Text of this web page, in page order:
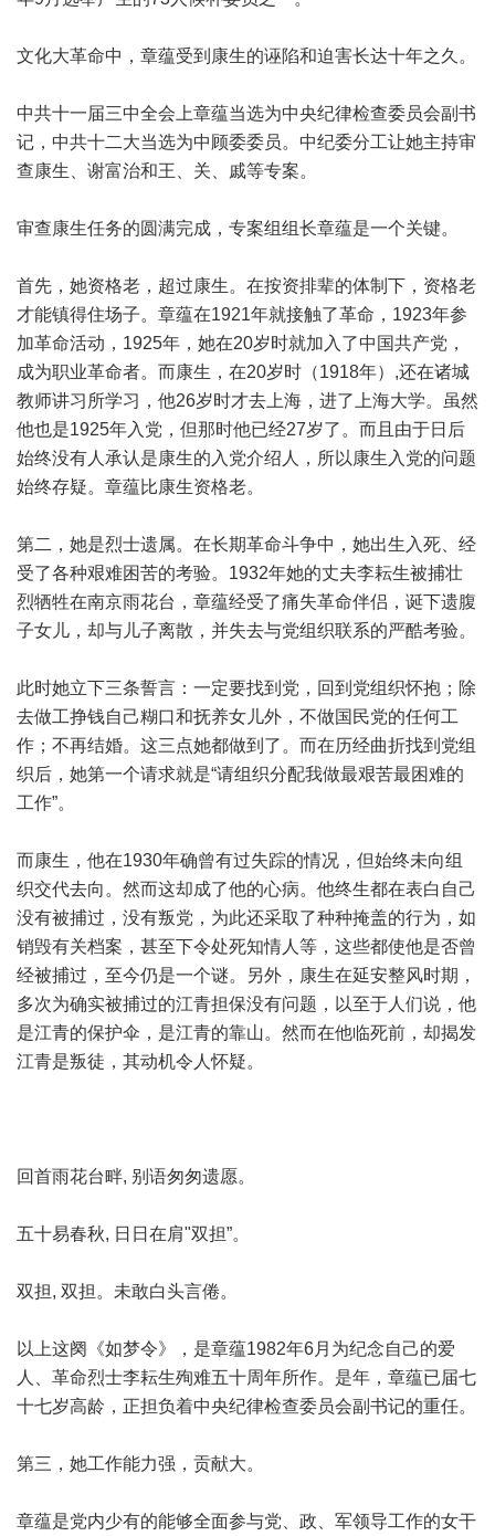
文化大革命中，章蕴受到康生的诬陷和迫害长达十年之久。
中共十一届三中全会上章蕴当选为中央纪律检查委员会副书
记，中共十二大当选为中顾委委员。中纪委分工让她主持审
查康生、谢富治和王、关、戚等专案。
审查康生任务的圆满完成，专案组组长章蕴是一个关键。
首先，她资格老，超过康生。在按资排辈的体制下，资格老
才能镇得住场子。章蕴在1921年就接触了革命，1923年参
加革命活动，1925年，她在20岁时就加入了中国共产党，
成为职业革命者。而康生，在20岁时（1918年）,还在诸城
教师讲习所学习，他26岁时才去上海，进了上海大学。虽然
他也是1925年入党，但那时他已经27岁了。而且由于日后
始终没有人承认是康生的入党介绍人，所以康生入党的问题
始终存疑。章蕴比康生资格老。
第二，她是烈士遗属。在长期革命斗争中，她出生入死、经
受了各种艰难困苦的考验。1932年她的丈夫李耘生被捕壮
烈牺牲在南京雨花台，章蕴经受了痛失革命伴侣，诞下遗腹
子女儿，却与儿子离散，并失去与党组织联系的严酷考验。
此时她立下三条誓言：一定要找到党，回到党组织怀抱；除
去做工挣钱自己糊口和抚养女儿外，不做国民党的任何工
作；不再结婚。这三点她都做到了。而在历经曲折找到党组
织后，她第一个请求就是“请组织分配我做最艰苦最困难的
工作”。
而康生，他在1930年确曾有过失踪的情况，但始终未向组
织交代去向。然而这却成了他的心病。他终生都在表白自己
没有被捕过，没有叛党，为此还采取了种种掩盖的行为，如
销毁有关档案，甚至下令处死知情人等，这些都使他是否曾
经被捕过，至今仍是一个谜。另外，康生在延安整风时期，
多次为确实被捕过的江青担保没有问题，以至于人们说，他
是江青的保护伞，是江青的靠山。然而在他临死前，却揭发
江青是叛徒，其动机令人怀疑。
回首雨花台畔, 别语匆匆遗愿。
五十易春秋, 日日在肩"双担”。
双担, 双担。未敢白头言倦。
以上这阕《如梦令》，是章蕴1982年6月为纪念自己的爱
人、革命烈士李耘生殉难五十周年所作。是年，章蕴已届七
十七岁高龄，正担负着中央纪律检查委员会副书记的重任。
第三，她工作能力强，贡献大。
章蕴是党内少有的能够全面参与党、政、军领导工作的女干